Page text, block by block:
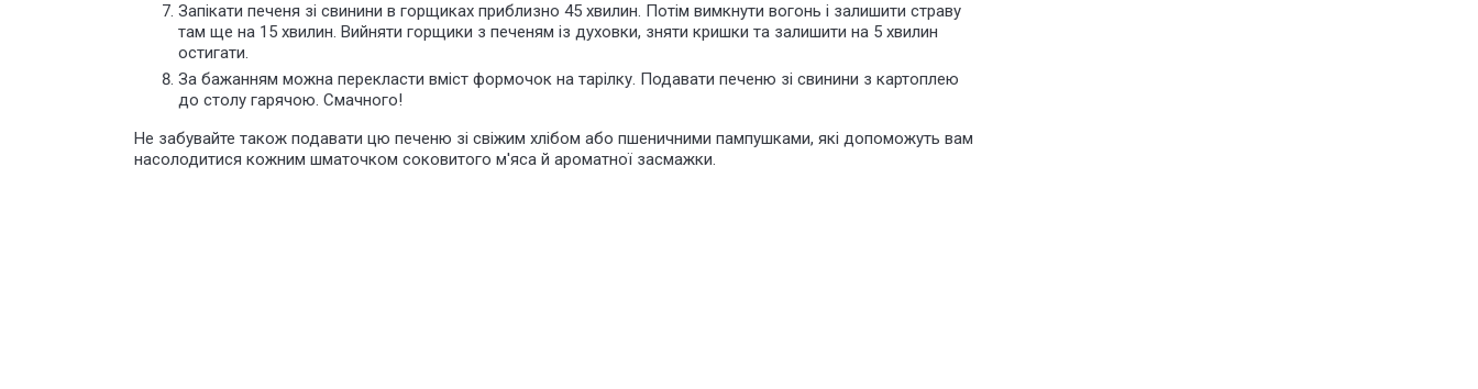
Запікати печеня зі свинини в горщиках приблизно 45 хвилин. Потім вимкнути вогонь і залишити страву
там ще на 15 хвилин. Вийняти горщики з печеням із духовки, зняти кришки та залишити на 5 хвилин
остигати.
За бажанням можна перекласти вміст формочок на тарілку. Подавати печеню зі свинини з картоплею
до столу гарячою. Смачного!
Не забувайте також подавати цю печеню зі свіжим хлібом або пшеничними пампушками, які допоможуть вам
насолодитися кожним шматочком соковитого м'яса й ароматної засмажки.